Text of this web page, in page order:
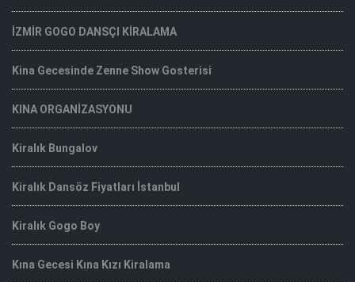
İZMİR GOGO DANSÇI KİRALAMA
Kina Gecesinde Zenne Show Gosterisi
KINA ORGANİZASYONU
Kiralık Bungalov
Kiralık Dansöz Fiyatları İstanbul
Kiralık Gogo Boy
Kına Gecesi Kına Kızı Kiralama